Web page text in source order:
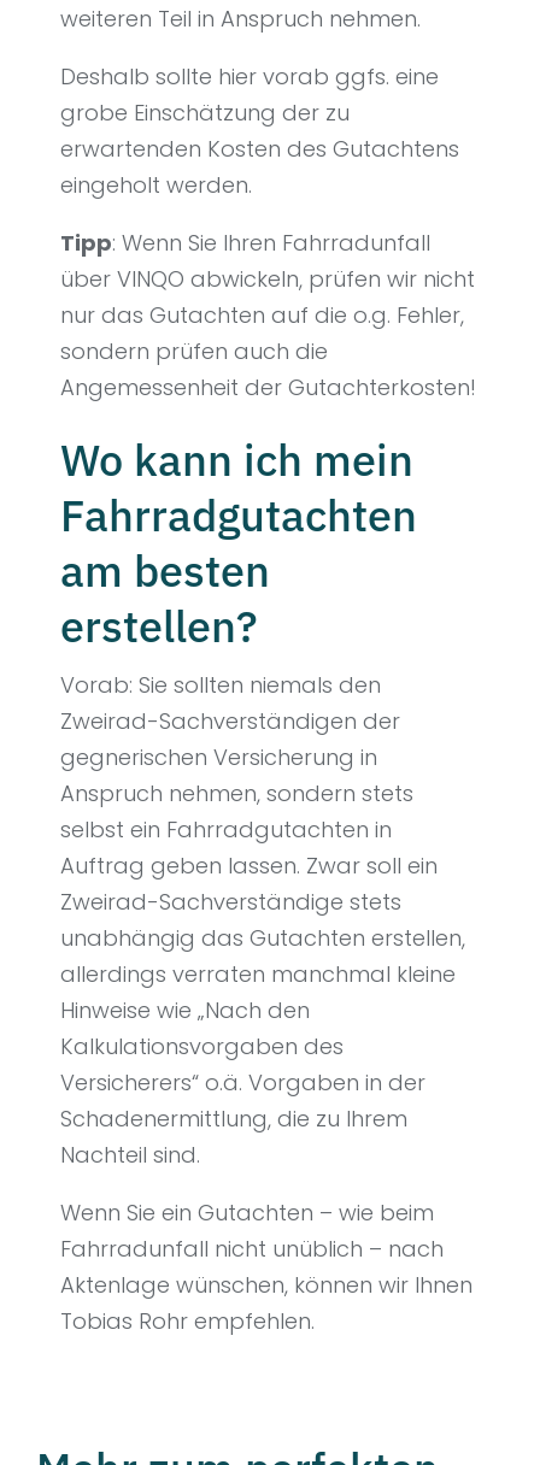
weiteren Teil in Anspruch nehmen.
Deshalb sollte hier vorab ggfs. eine
grobe Einschätzung der zu
erwartenden Kosten des Gutachtens
eingeholt werden.
Tipp: Wenn Sie Ihren Fahrradunfall
über VINQO abwickeln, prüfen wir nicht
nur das Gutachten auf die o.g. Fehler,
sondern prüfen auch die
Angemessenheit der Gutachterkosten!
Wo kann ich mein
Fahrradgutachten
am besten
erstellen?
Vorab: Sie sollten niemals den
Zweirad-Sachverständigen der
gegnerischen Versicherung in
Anspruch nehmen, sondern stets
selbst ein Fahrradgutachten in
Auftrag geben lassen. Zwar soll ein
Zweirad-Sachverständige stets
unabhängig das Gutachten erstellen,
allerdings verraten manchmal kleine
Hinweise wie „Nach den
Kalkulationsvorgaben des
Versicherers“ o.ä. Vorgaben in der
Schadenermittlung, die zu Ihrem
Nachteil sind.
Wenn Sie ein Gutachten – wie beim
Fahrradunfall nicht unüblich – nach
Aktenlage wünschen, können wir Ihnen
Tobias Rohr empfehlen.